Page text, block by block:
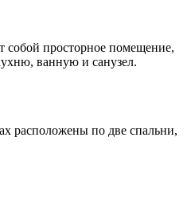
собой просторное помещение,
ванную и санузел.
расположены по две спальни,